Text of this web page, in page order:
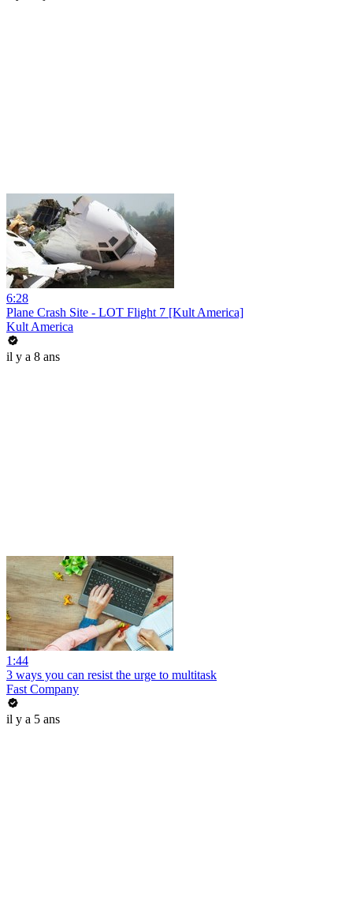
6:28
Plane Crash Site - LOT Flight 7 [Kult America]
Kult America
il y a 8 ans
1:44
3 ways you can resist the urge to multitask
Fast Company
il y a 5 ans